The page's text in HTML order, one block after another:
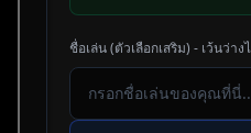
ชื่อเล่น (ตัวเลือกเสริม) - เว้นว่า